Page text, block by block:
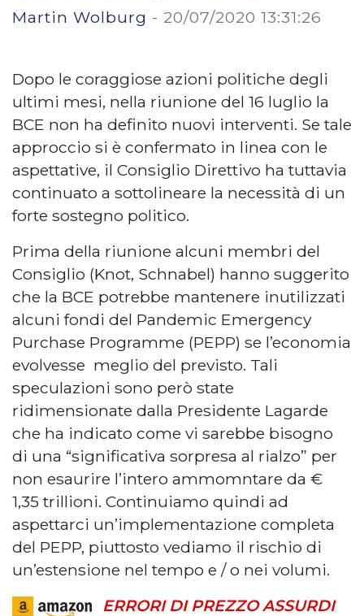
Martin Wolburg - 20/07/2020 13:31:26
Dopo le coraggiose azioni politiche degli
ultimi mesi, nella riunione del 16 luglio la
BCE non ha definito nuovi interventi. Se tale
approccio si è confermato in linea con le
aspettative, il Consiglio Direttivo ha tuttavia
continuato a sottolineare la necessità di un
forte sostegno politico.
Prima della riunione alcuni membri del
Consiglio (Knot, Schnabel) hanno suggerito
che la BCE potrebbe mantenere inutilizzati
alcuni fondi del Pandemic Emergency
Purchase Programme (PEPP) se l’economia
evolvesse meglio del previsto. Tali
speculazioni sono però state
ridimensionate dalla Presidente Lagarde
che ha indicato come vi sarebbe bisogno
di una “significativa sorpresa al rialzo” per
non esaurire l’intero ammomntare da €
1,35 trillioni. Continuiamo quindi ad
aspettarci un’implementazione completa
del PEPP, piuttosto vediamo il rischio di
un’estensione nel tempo e / o nei volumi.
ERRORI DI PREZZO ASSURDI